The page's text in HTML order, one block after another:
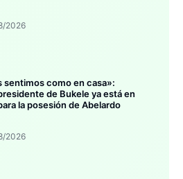
2026
sentimos como en casa»:
de Bukele ya está en
la posesión de Abelardo
2026